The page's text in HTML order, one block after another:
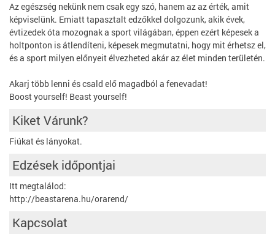
Az egészség nekünk nem csak egy szó, hanem az az érték, amit
képviselünk. Emiatt tapasztalt edzőkkel dolgozunk, akik évek,
évtizedek óta mozognak a sport világában, éppen ezért képesek a
holtponton is átlendíteni, képesek megmutatni, hogy mit érhetsz el,
és a sport milyen előnyeit élvezheted akár az élet minden területén.
Akarj több lenni és csald elő magadból a fenevadat!
Boost yourself! Beast yourself!
Kiket Várunk?
Fiúkat és lányokat.
Edzések időpontjai
Itt megtalálod:
http://beastarena.hu/orarend/
Kapcsolat